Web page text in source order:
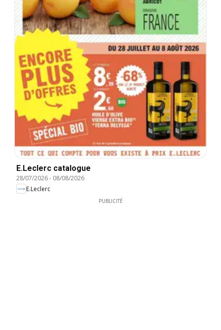
E.Leclerc catalogue
28/07/2026- 08/08/2026
E.Leclerc
PUBLICITÉ